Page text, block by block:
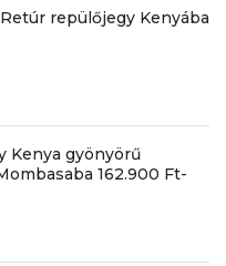
repülőjegy Kenyába
Kenya gyönyörű
162.900 Ft-